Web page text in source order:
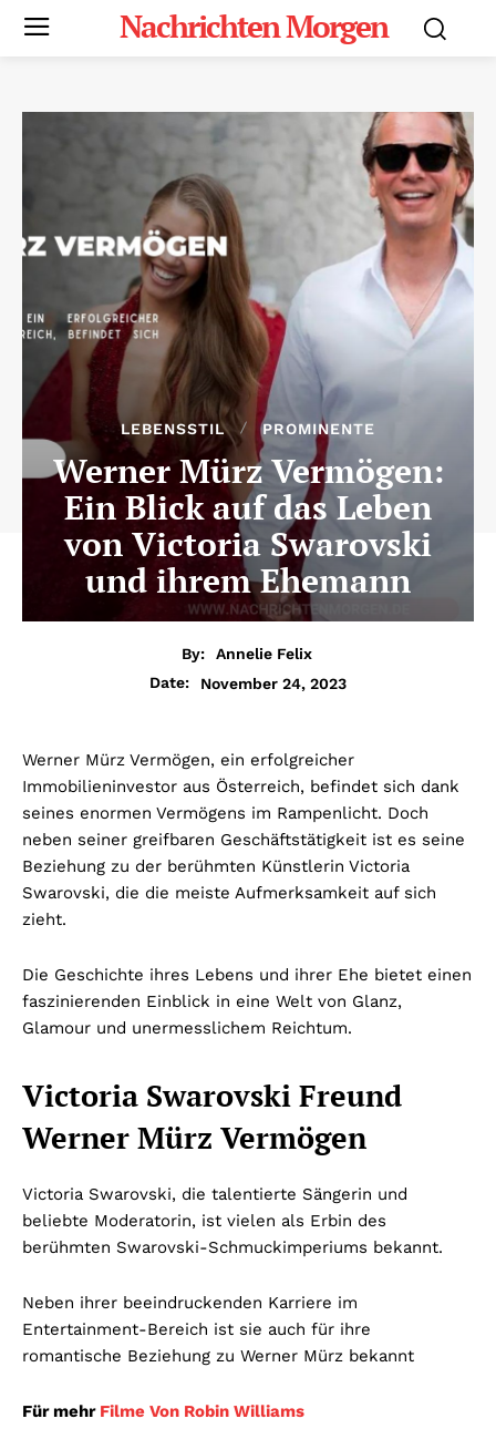
Nachrichten Morgen
LEBENSSTIL PROMINENTE
Werner Mürz Vermögen:
Ein Blick auf das Leben
von Victoria Swarovski
und ihrem Ehemann
By:
Annelie Felix
Date:
November 24, 2023
Werner Mürz Vermögen, ein erfolgreicher
Immobilieninvestor aus Österreich, befindet sich dank
seines enormen Vermögens im Rampenlicht. Doch
neben seiner greifbaren Geschäftstätigkeit ist es seine
Beziehung zu der berühmten Künstlerin Victoria
Swarovski, die die meiste Aufmerksamkeit auf sich
zieht.
Die Geschichte ihres Lebens und ihrer Ehe bietet einen
faszinierenden Einblick in eine Welt von Glanz,
Glamour und unermesslichem Reichtum.
Victoria Swarovski Freund
Werner Mürz Vermögen
Victoria Swarovski, die talentierte Sängerin und
beliebte Moderatorin, ist vielen als Erbin des
berühmten Swarovski-Schmuckimperiums bekannt.
Neben ihrer beeindruckenden Karriere im
Entertainment-Bereich ist sie auch für ihre
romantische Beziehung zu Werner Mürz bekannt
Für mehr Filme Von Robin Williams